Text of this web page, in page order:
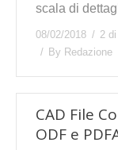
scala di
08/02/2018 2
By Redazione
CAD File
ODF e